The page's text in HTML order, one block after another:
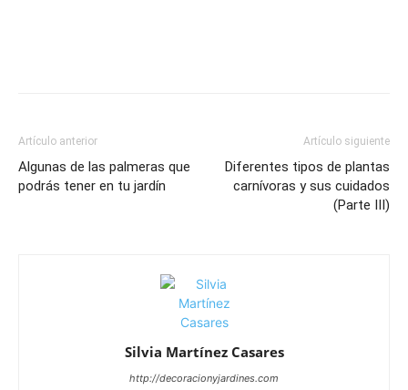
Artículo anterior
Algunas de las palmeras que
podrás tener en tu jardín
Artículo siguiente
Diferentes tipos de plantas
carnívoras y sus cuidados
(Parte III)
Silvia Martínez Casares
http://decoracionyjardines.com